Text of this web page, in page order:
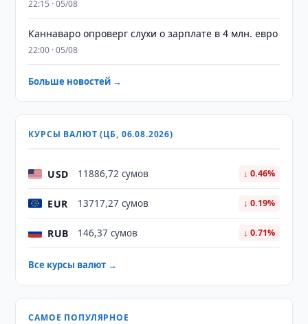
22:15 · 05/08
Каннаваро опроверг слухи о зарплате в 4 млн. евро
22:00 · 05/08
Больше новостей →
КУРСЫ ВАЛЮТ (ЦБ, 06.08.2026)
USD 11886,72 сумов ↓ 0.46%
EUR 13717,27 сумов ↓ 0.19%
RUB 146,37 сумов ↓ 0.71%
Все курсы валют →
САМОЕ ПОПУЛЯРНОЕ